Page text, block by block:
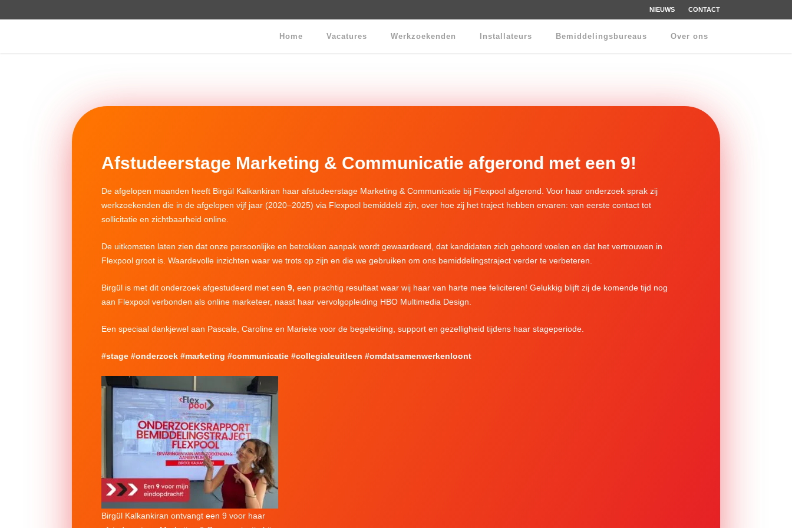
NIEUWS CONTACT
Home Vacatures Werkzoekenden Installateurs Bemiddelingsbureaus Over ons
Afstudeerstage Marketing & Communicatie afgerond met een 9!
De afgelopen maanden heeft Birgül Kalkankiran haar afstudeerstage Marketing & Communicatie bij Flexpool afgerond. Voor haar onderzoek sprak zij
werkzoekenden die in de afgelopen vijf jaar (2020–2025) via Flexpool bemiddeld zijn, over hoe zij het traject hebben ervaren: van eerste contact tot
sollicitatie en zichtbaarheid online.
De uitkomsten laten zien dat onze persoonlijke en betrokken aanpak wordt gewaardeerd, dat kandidaten zich gehoord voelen en dat het vertrouwen in
Flexpool groot is. Waardevolle inzichten waar we trots op zijn en die we gebruiken om ons bemiddelingstraject verder te verbeteren.
Birgül is met dit onderzoek afgestudeerd met een 9, een prachtig resultaat waar wij haar van harte mee feliciteren! Gelukkig blijft zij de komende tijd nog
aan Flexpool verbonden als online marketeer, naast haar vervolgopleiding HBO Multimedia Design.
Een speciaal dankjewel aan Pascale, Caroline en Marieke voor de begeleiding, support en gezelligheid tijdens haar stageperiode.
#stage #onderzoek #marketing #communicatie #collegialeuitleen #omdatsamenwerkenloont
Birgül Kalkankiran ontvangt een 9 voor haar